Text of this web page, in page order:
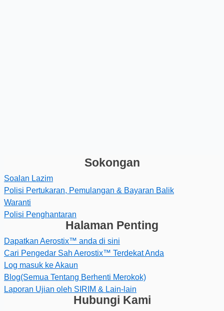
Sokongan
Soalan Lazim
Polisi Pertukaran, Pemulangan & Bayaran Balik
Waranti
Polisi Penghantaran
Halaman Penting
Dapatkan Aerostix™ anda di sini
Cari Pengedar Sah Aerostix™ Terdekat Anda
Log masuk ke Akaun
Blog(Semua Tentang Berhenti Merokok)
Laporan Ujian oleh SIRIM & Lain-lain
Hubungi Kami